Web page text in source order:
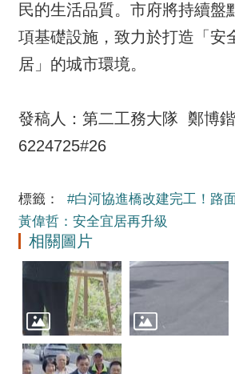
民的生活品質。市府將持續盤
項基礎設施，致力於打造「安
居」的城市環境。
發稿人：第二工務大隊 鄭博鍇
6224725#26
標籤：
#白河協進橋改建完工！路
黃偉哲：安全宜居再升級
相關圖片